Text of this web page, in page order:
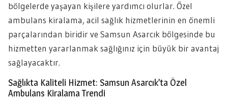
bölgelerde yaşayan kişilere yardımcı olurlar. Özel
ambulans kiralama, acil sağlık hizmetlerinin en önemli
parçalarından biridir ve Samsun Asarcık bölgesinde bu
hizmetten yararlanmak sağlığınız için büyük bir avantaj
sağlayacaktır.
Sağlıkta Kaliteli Hizmet: Samsun Asarcık’ta Özel
Ambulans Kiralama Trendi